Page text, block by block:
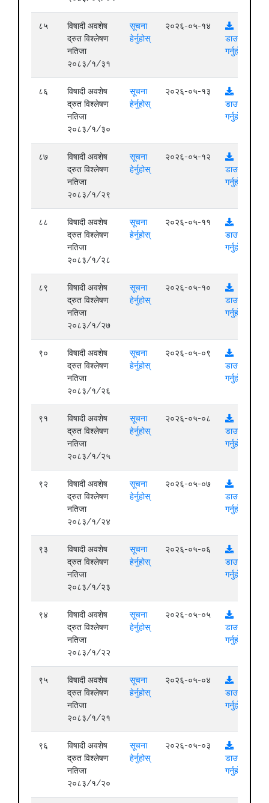
८५
विषादी अवशेष
द्रुत विश्लेषण
नतिजा
२०८३/१/३१
सूचना
हेर्नुहोस्
२०२६-०५-१४
डाउनलोड
गर्नुहोस्
८६
विषादी अवशेष
द्रुत विश्लेषण
नतिजा
२०८३/१/३०
सूचना
हेर्नुहोस्
२०२६-०५-१३
डाउनलोड
गर्नुहोस्
८७
विषादी अवशेष
द्रुत विश्लेषण
नतिजा
२०८३/१/२९
सूचना
हेर्नुहोस्
२०२६-०५-१२
डाउनलोड
गर्नुहोस्
८८
विषादी अवशेष
द्रुत विश्लेषण
नतिजा
२०८३/१/२८
सूचना
हेर्नुहोस्
२०२६-०५-११
डाउनलोड
गर्नुहोस्
८९
विषादी अवशेष
द्रुत विश्लेषण
नतिजा
२०८३/१/२७
सूचना
हेर्नुहोस्
२०२६-०५-१०
डाउनलोड
गर्नुहोस्
९०
विषादी अवशेष
द्रुत विश्लेषण
नतिजा
२०८३/१/२६
सूचना
हेर्नुहोस्
२०२६-०५-०९
डाउनलोड
गर्नुहोस्
९१
विषादी अवशेष
द्रुत विश्लेषण
नतिजा
२०८३/१/२५
सूचना
हेर्नुहोस्
२०२६-०५-०८
डाउनलोड
गर्नुहोस्
९२
विषादी अवशेष
द्रुत विश्लेषण
नतिजा
२०८३/१/२४
सूचना
हेर्नुहोस्
२०२६-०५-०७
डाउनलोड
गर्नुहोस्
९३
विषादी अवशेष
द्रुत विश्लेषण
नतिजा
२०८३/१/२३
सूचना
हेर्नुहोस्
२०२६-०५-०६
डाउनलोड
गर्नुहोस्
९४
विषादी अवशेष
द्रुत विश्लेषण
नतिजा
२०८३/१/२२
सूचना
हेर्नुहोस्
२०२६-०५-०५
डाउनलोड
गर्नुहोस्
९५
विषादी अवशेष
द्रुत विश्लेषण
नतिजा
२०८३/१/२१
सूचना
हेर्नुहोस्
२०२६-०५-०४
डाउनलोड
गर्नुहोस्
९६
विषादी अवशेष
द्रुत विश्लेषण
नतिजा
२०८३/१/२०
सूचना
हेर्नुहोस्
२०२६-०५-०३
डाउनलोड
गर्नुहोस्